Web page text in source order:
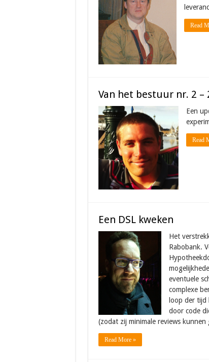
Read
Van het bestuur nr. 2 –
Een
Read
Een DSL kweken
Het
Rabobank.
eventuele
complexe
loop der tijd
door code
(zodat zij minimale reviews
Read More »